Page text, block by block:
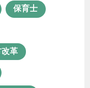
子ども
心
保育士
革